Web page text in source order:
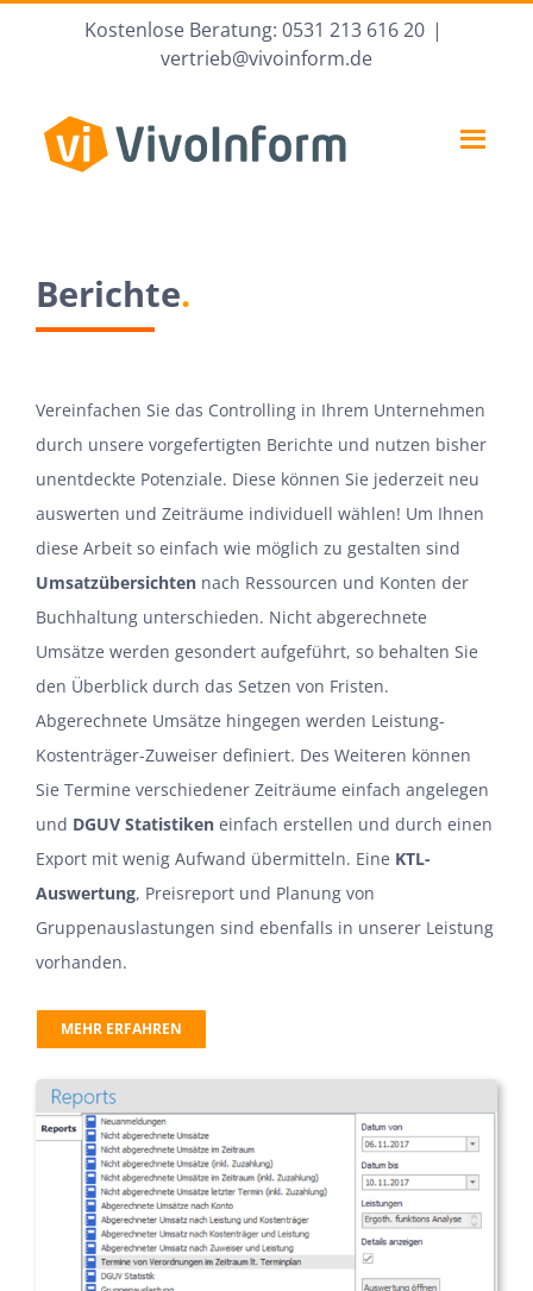
Kostenlose Beratung: 0531 213 616 20 |
vertrieb@vivoinform.de
Berichte.
Vereinfachen Sie das Controlling in Ihrem Unternehmen
durch unsere vorgefertigten Berichte und nutzen bisher
unentdeckte Potenziale. Diese können Sie jederzeit neu
auswerten und Zeiträume individuell wählen! Um Ihnen
diese Arbeit so einfach wie möglich zu gestalten sind
Umsatzübersichten nach Ressourcen und Konten der
Buchhaltung unterschieden. Nicht abgerechnete
Umsätze werden gesondert aufgeführt, so behalten Sie
den Überblick durch das Setzen von Fristen.
Abgerechnete Umsätze hingegen werden Leistung-
Kostenträger-Zuweiser definiert. Des Weiteren können
Sie Termine verschiedener Zeiträume einfach angelegen
und DGUV Statistiken einfach erstellen und durch einen
Export mit wenig Aufwand übermitteln. Eine KTL-
Auswertung, Preisreport und Planung von
Gruppenauslastungen sind ebenfalls in unserer Leistung
vorhanden.
MEHR ERFAHREN